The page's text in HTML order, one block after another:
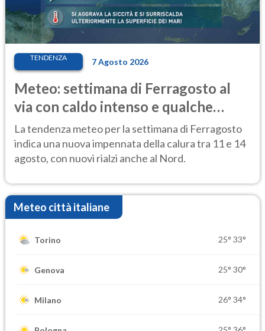
TENDENZA 7 Agosto 2026
Meteo: settimana di Ferragosto al
via con caldo intenso e qualche
temporale
La tendenza meteo per la settimana di Ferragosto
indica una nuova impennata della calura tra 11 e 14
agosto, con nuovi rialzi anche al Nord.
Meteo città italiane
Torino 25° 33°
Genova 25° 30°
Milano 26° 34°